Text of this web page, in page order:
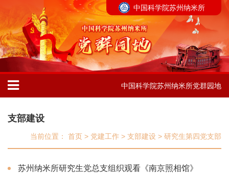
中国科学院苏州纳米所
中国科学院苏州纳米所党群园地
支部建设
当前位置： 首页 > 党建工作 > 支部建设 > 研究生第四党支部
苏州纳米所研究生党总支组织观看《南京照相馆》